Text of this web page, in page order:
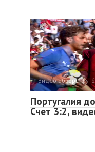
Видео обзоры
Португалия
Счет 3:2,